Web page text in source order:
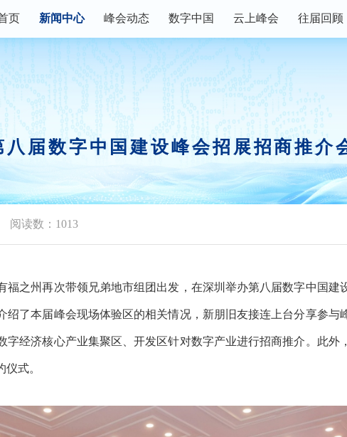
页 新闻中心
数字快讯
峰会资讯
权威发布
峰会动态
峰会论坛
现场体验区
创新大赛
数字中国
主宾省
数字福建
数字企业+
行业资讯
云上峰会 往届回顾
届数字中国建设峰会招展招商推介
阅读数：1013
之州再次带领兄弟地市组团出发，在深圳举办第八届数字中国建
了本届峰会现场体验区的相关情况，新朋旧友接连上台分享参与
经济核心产业集聚区、开发区针对数字产业进行招商推介。此外
式。